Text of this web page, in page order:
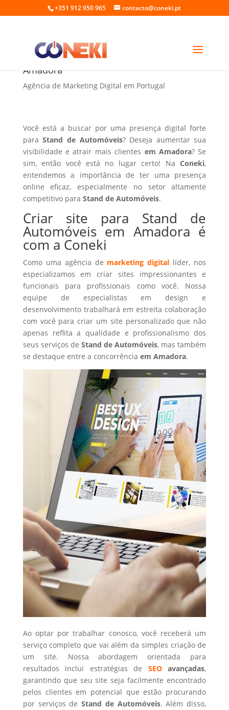
+351 912 950 965 contacto@coneki.pt
Criar site para Stand de Automóveis em
Amadora
Agência de Marketing Digital em Portugal
Você está a buscar por uma presença digital forte
paraStand de Automóveis? Deseja aumentar sua
visibilidade e atrair mais clientes em Amadora? Se
sim, então você está no lugar certo! NaConeki,
entendemos a importância de ter uma presença
online eficaz, especialmente no setor altamente
competitivo para Stand de Automóveis.
Criar site para Stand de
Automóveis em Amadora é
com a Coneki
Como uma agência de marketing digital líder, nos
especializamos em criar sites impressionantes e
funcionais para profissionais como você. Nossa
equipe de especialistas em design e
desenvolvimento trabalhará em estreita colaboração
com você para criar um site personalizado que não
apenas reflita a qualidade e profissionalismo dos
seus serviços de Stand de Automóveis, mas também
se destaque entre a concorrência em Amadora.
Ao optar por trabalhar conosco, você receberá um
serviço completo que vai além da simples criação de
um site. Nossa abordagem orientada para
resultados inclui estratégias de SEOavançadas,
garantindo que seu site seja facilmente encontrado
pelos clientes em potencial que estão procurando
por serviços deStand de Automóveis. Além disso,